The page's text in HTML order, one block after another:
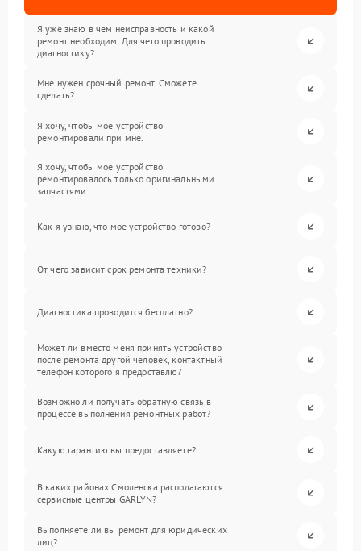
Я уже знаю в чем неисправность и какой
ремонт необходим. Для чего проводить
диагностику?
Мне нужен срочный ремонт. Сможете
сделать?
Я хочу, чтобы мое устройство
ремонтировали при мне.
Я хочу, чтобы мое устройство
ремонтировалось только оригинальными
запчастями.
Как я узнаю, что мое устройство готово?
От чего зависит срок ремонта техники?
Диагностика проводится бесплатно?
Может ли вместо меня принять устройство
после ремонта другой человек, контактный
телефон которого я предоставлю?
Возможно ли получать обратную связь в
процессе выполнения ремонтных работ?
Какую гарантию вы предоставляете?
В каких районах Смоленска располагаются
сервисные центры GARLYN?
Выполняете ли вы ремонт для юридических
лиц?